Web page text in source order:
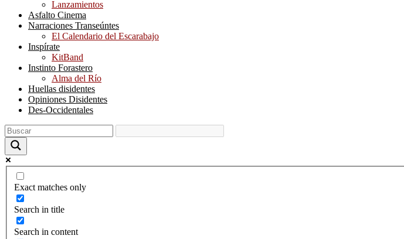
Lanzamientos
Asfalto Cinema
Narraciones Transeúntes
El Calendario del Escarabajo
Inspírate
KitBand
Instinto Forastero
Alma del Río
Huellas disidentes
Opiniones Disidentes
Des-Occidentales
Exact matches only
Search in title
Search in content